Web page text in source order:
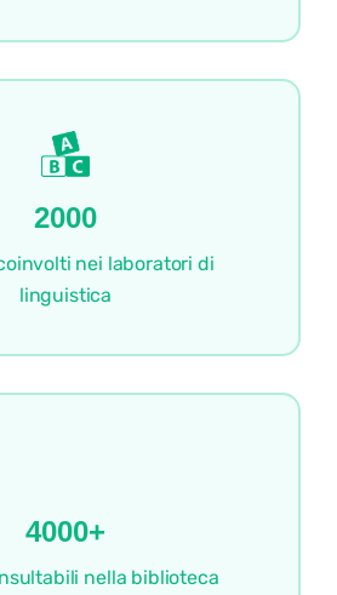
2000
nei laboratori di
linguistica
4000+
nella biblioteca